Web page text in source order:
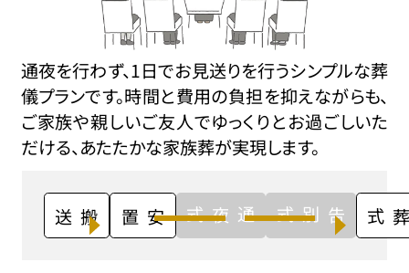
通夜を行わず、1日でお見送りを行うシンプルな葬
儀プランです。時間と費用の負担を抑えながらも、
ご家族や親しいご友人でゆっくりとお過ごしいた
だける、あたたかな家族葬が実現します。
搬送 安置 通夜式 告別式 火葬式